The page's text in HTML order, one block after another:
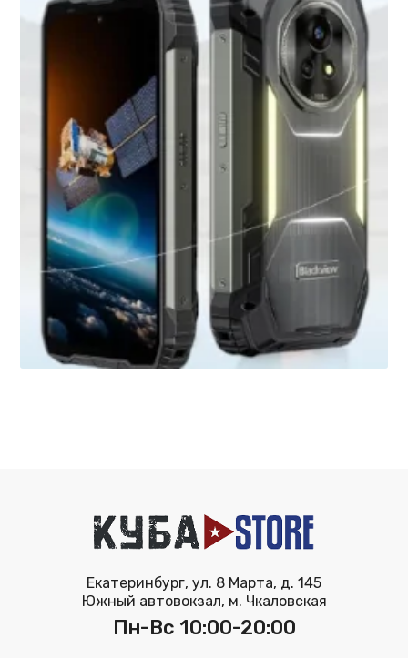
Екатеринбург, ул. 8 Марта, д. 145
Южный автовокзал, м. Чкаловская
Пн-Вс 10:00-20:00